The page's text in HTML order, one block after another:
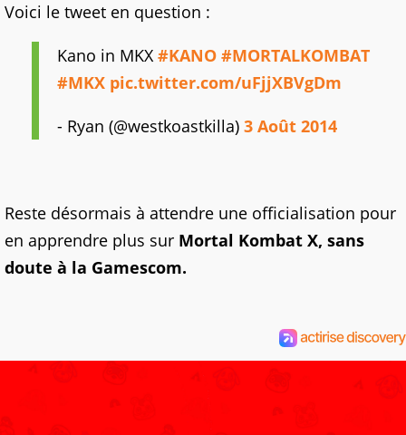
Voici le tweet en question :
Kano in MKX #KANO #MORTALKOMBAT
#MKX pic.twitter.com/uFjjXBVgDm
- Ryan (@westkoastkilla) 3 Août 2014
Reste désormais à attendre une officialisation pour
en apprendre plus sur Mortal Kombat X, sans
doute à la Gamescom.